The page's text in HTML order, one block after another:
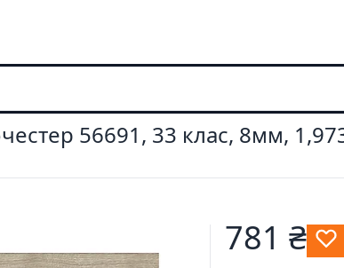
56691, 33 клас, 8мм,
781 ₴